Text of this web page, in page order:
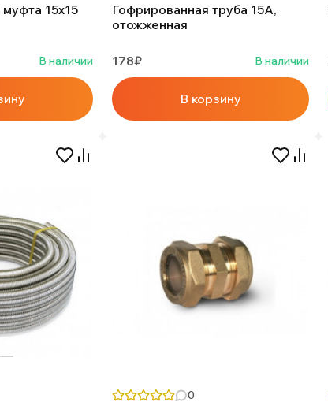
15х15
В наличии
Гофрированная труба 15А,
отожженная
178₽ В наличии
В корзину
0